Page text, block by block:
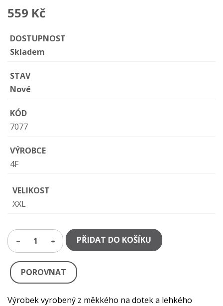
559 Kč
DOSTUPNOST
Skladem
STAV
Nové
KÓD
7077
VÝROBCE
4F
VELIKOST
XXL
1 PŘIDAT DO KOŠÍKU
POROVNAT
Výrobek vyrobený z měkkého na dotek a lehkého